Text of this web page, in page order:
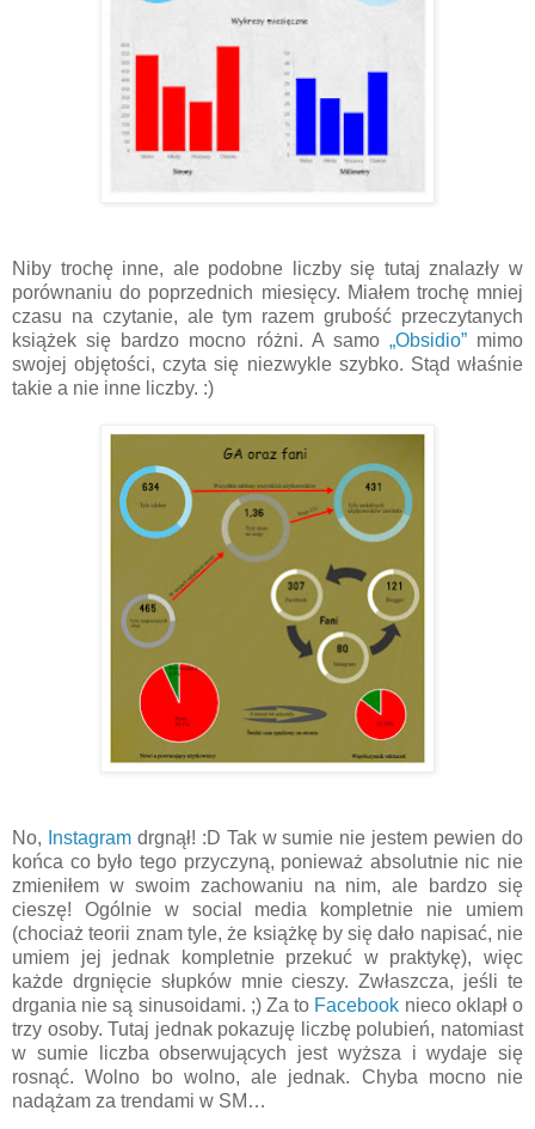
Niby trochę inne, ale podobne liczby się tutaj znalazły w
porównaniu do poprzednich miesięcy. Miałem trochę mniej
czasu na czytanie, ale tym razem grubość przeczytanych
książek się bardzo mocno różni. A samo „Obsidio”mimo
swojej objętości, czyta się niezwykle szybko. Stąd właśnie
takie a nie inne liczby. :)
No, Instagramdrgnął! :D Tak w sumie nie jestem pewien do
końca co było tego przyczyną, ponieważ absolutnie nic nie
zmieniłem w swoim zachowaniu na nim, ale bardzo się
cieszę! Ogólnie w social media kompletnie nie umiem
(chociaż teorii znam tyle, że książkę by się dało napisać, nie
umiem jej jednak kompletnie przekuć w praktykę), więc
każde drgnięcie słupków mnie cieszy. Zwłaszcza, jeśli te
drgania nie są sinusoidami. ;) Za to Facebook nieco oklapł o
trzy osoby. Tutaj jednak pokazuję liczbę polubień, natomiast
w sumie liczba obserwujących jest wyższa i wydaje się
rosnąć. Wolno bo wolno, ale jednak. Chyba mocno nie
nadążam za trendami w SM…